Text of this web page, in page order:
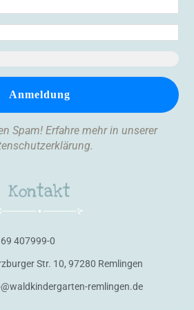
Spam! Erfahre mehr in unserer
.
Kontakt
407999-0
Str. 10, 97280 Remlingen
remlingen.de